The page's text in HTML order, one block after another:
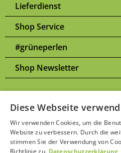
Lieferdienst
Shop Service
#grüneperlen
Shop Newsletter
* Alle Preise inkl. gesetzl.
ggf. Nachnahmegebühren, wenn
beachten Sie unsere
Diese Webseite
Wir verwenden Cookies, um die
Website zu verbessern. Durch die
stimmen Sie der Verwendung von
Richtlinie zu. Datenschutzerklärung